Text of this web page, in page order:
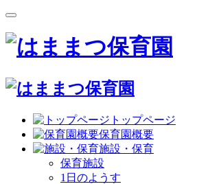
トップページ
保育園概要
施設・保育
保育施設
1日のようす